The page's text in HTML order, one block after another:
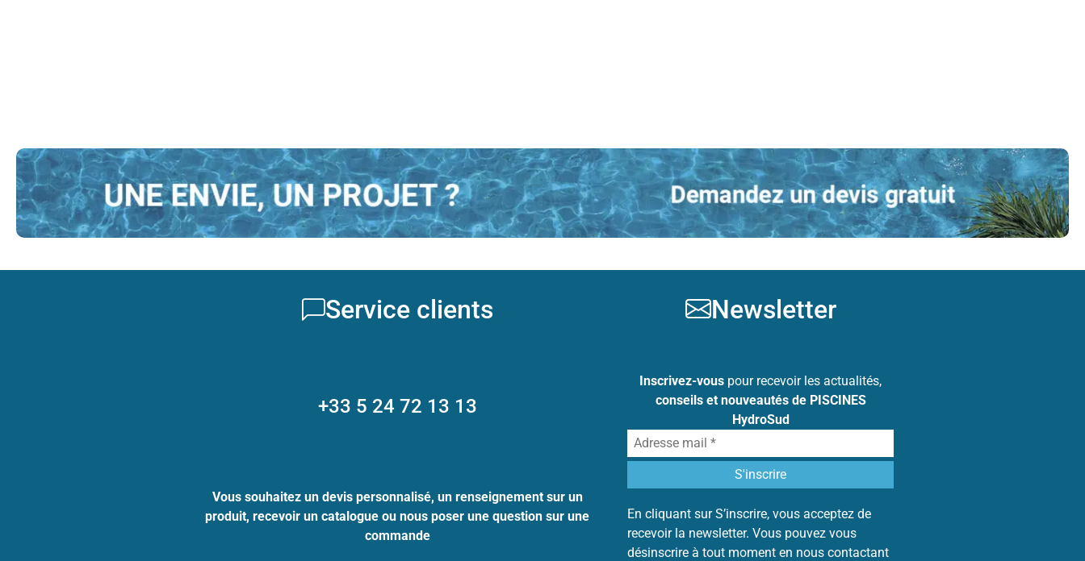
Service clients
+33 5 24 72 13 13
Vous souhaitez un devis personnalisé, un renseignement sur un
produit, recevoir un catalogue ou nous poser une question sur une
commande
Newsletter
Inscrivez-vous pour recevoir les actualités,
conseils et nouveautés de PISCINES
HydroSud
En cliquant sur S’inscrire, vous acceptez de
recevoir la newsletter. Vous pouvez vous
désinscrire à tout moment en nous contactant